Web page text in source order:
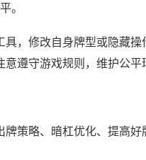
。
，修改自身牌型或隐藏操
遵守游戏规则，维护公平
策略、暗杠优化、提高